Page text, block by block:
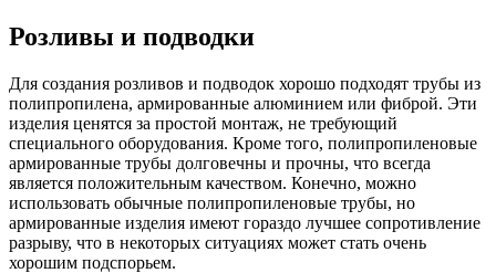
Розливы и подводки
Для создания розливов и подводок хорошо подходят трубы из
полипропилена, армированные алюминием или фиброй. Эти
изделия ценятся за простой монтаж, не требующий
специального оборудования. Кроме того, полипропиленовые
армированные трубы долговечны и прочны, что всегда
является положительным качеством. Конечно, можно
использовать обычные полипропиленовые трубы, но
армированные изделия имеют гораздо лучшее сопротивление
разрыву, что в некоторых ситуациях может стать очень
хорошим подспорьем.